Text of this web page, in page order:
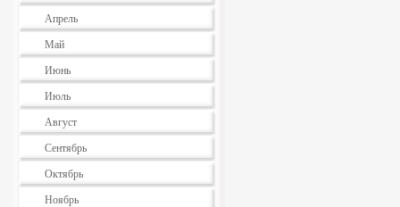
Апрель
Май
Июнь
Июль
Август
Сентябрь
Октябрь
Ноябрь